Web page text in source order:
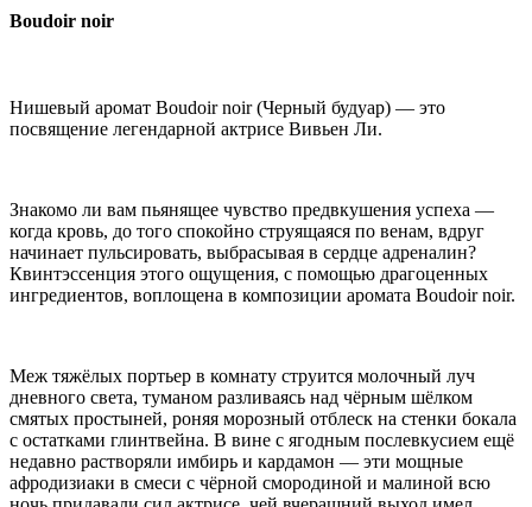
Boudoir noir
Нишевый аромат Boudoir noir (Черный будуар) — это
посвящение легендарной актрисе Вивьен Ли.
Знакомо ли вам пьянящее чувство предвкушения успеха —
когда кровь, до того спокойно струящаяся по венам, вдруг
начинает пульсировать, выбрасывая в сердце адреналин?
Квинтэссенция этого ощущения, с помощью драгоценных
ингредиентов, воплощена в композиции аромата Boudoir noir.
Меж тяжёлых портьер в комнату струится молочный луч
дневного света, туманом разливаясь над чёрным шёлком
смятых простыней, роняя морозный отблеск на стенки бокала
с остатками глинтвейна. В вине с ягодным послевкусием ещё
недавно растворяли имбирь и кардамон — эти мощные
афродизиаки в смеси с чёрной смородиной и малиной всю